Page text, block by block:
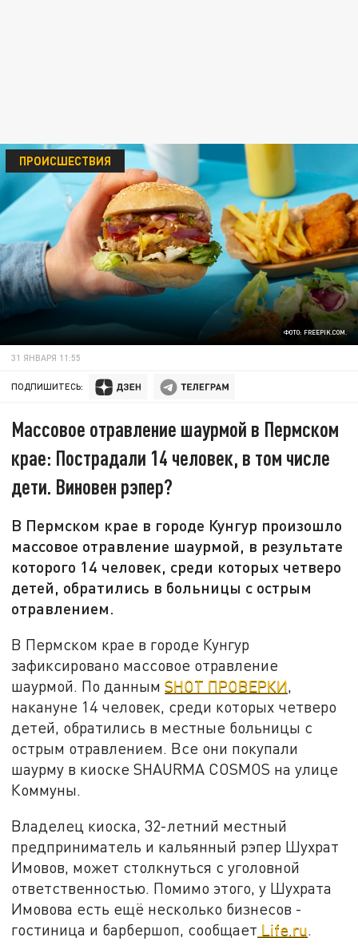
ФОТО: FREEPIK.COM.
ПРОИСШЕСТВИЯ
31 ЯНВАРЯ 11:55
ПОДПИШИТЕСЬ:
Массовое отравление шаурмой в Пермском
крае: Пострадали 14 человек, в том числе
дети. Виновен рэпер?
В Пермском крае в городе Кунгур произошло
массовое отравление шаурмой, в результате
которого 14 человек, среди которых четверо
детей, обратились в больницы с острым
отравлением.
В Пермском крае в городе Кунгур
зафиксировано массовое отравление
шаурмой. По даннымSHOT ПРОВЕРКИ,
накануне 14 человек, среди которых четверо
детей, обратились в местные больницы с
острым отравлением. Все они покупали
шаурму в киоске SHAURMA COSMOS на улице
Коммуны.
Владелец киоска, 32-летний местный
предприниматель и кальянный рэпер Шухрат
Имовов, может столкнуться с уголовной
ответственностью. Помимо этого, у Шухрата
Имовова есть ещё несколько бизнесов -
гостиница и барбершоп, сообщает Life.ru.